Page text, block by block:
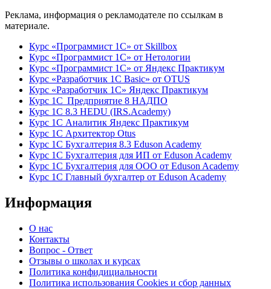
Реклама, информация о рекламодателе по ссылкам в
материале.
Курс «Программист 1С» от Skillbox
Курс «Программист 1С» от Нетологии
Курс «Программист 1С» от Яндекс Практикум
Курс «Разработчик 1С Basic» от OTUS
Курс «Разработчик 1С» Яндекс Практикум
Курс 1С Предприятие 8 НАДПО
Курс 1С 8.3 HEDU (IRS.Academy)
Курс 1С Аналитик Яндекс Практикум
Курс 1С Архитектор Otus
Курс 1С Бухгалтерия 8.3 Eduson Academy
Курс 1С Бухгалтерия для ИП от Eduson Academy
Курс 1С Бухгалтерия для ООО от Eduson Academy
Курс 1С Главный бухгалтер от Eduson Academy
Информация
О нас
Контакты
Вопрос - Ответ
Отзывы о школах и курсах
Политика конфидициальности
Политика использования Cookies и сбор данных